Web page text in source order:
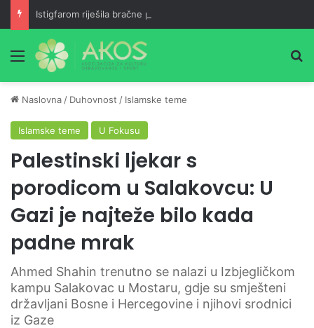
Istigfarom riješila bračne probleme
Meni
Naslovna / Duhovnost / Islamske teme
Islamske teme U Fokusu
Palestinski ljekar s
porodicom u Salakovcu: U
Gazi je najteže bilo kada
padne mrak
Ahmed Shahin trenutno se nalazi u Izbjegličkom
kampu Salakovac u Mostaru, gdje su smješteni
državljani Bosne i Hercegovine i njihovi srodnici
iz Gaze